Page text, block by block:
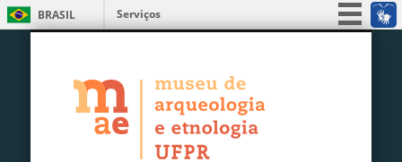
BRASIL
Serviços
Acesso à informação
Legislação
MAE – Museu
de Arqueologia